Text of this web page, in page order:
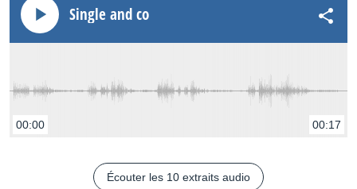
the max with the dedicated DRIVE footswitch to boost
or increase drive and distortion on your chosen amp
model. Including settings from TC Electronic’sDark
Talkbox Via Vocoder
Vocoder (vocal FX)
The awesome Talkbox effect. Includes dry mix-in and
other completely novel FX
Single and co
00:00 00:17
Écouter les 10 extraits audio